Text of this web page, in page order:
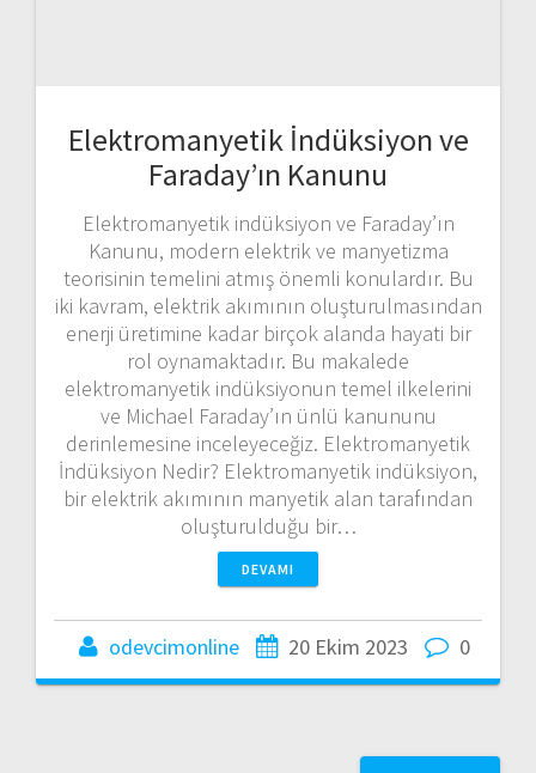
Elektromanyetik İndüksiyon ve
Faraday’ın Kanunu
Elektromanyetik indüksiyon ve Faraday’ın
Kanunu, modern elektrik ve manyetizma
teorisinin temelini atmış önemli konulardır. Bu
iki kavram, elektrik akımının oluşturulmasından
enerji üretimine kadar birçok alanda hayati bir
rol oynamaktadır. Bu makalede
elektromanyetik indüksiyonun temel ilkelerini
ve Michael Faraday’ın ünlü kanununu
derinlemesine inceleyeceğiz. Elektromanyetik
İndüksiyon Nedir? Elektromanyetik indüksiyon,
bir elektrik akımının manyetik alan tarafından
oluşturulduğu bir…
DEVAMI
odevcimonline 20 Ekim 2023 0